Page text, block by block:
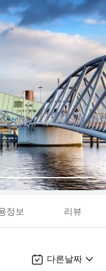
정보 리뷰
다른날짜